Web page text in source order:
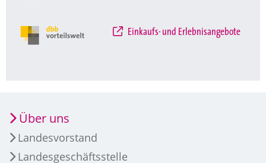
Einkaufs- und Erlebnisangebote
Über uns
Landesvorstand
Landesgeschäftsstelle